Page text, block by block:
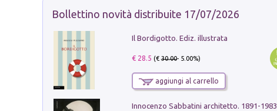
Bollettino novità distribuite 17/07/2026
Il Bordigotto. Ediz. illustrata
€ 28.5 (€30.00- 5.00%)
aggiungi al carrello
Innocenzo Sabbatini architetto. 1891-1983